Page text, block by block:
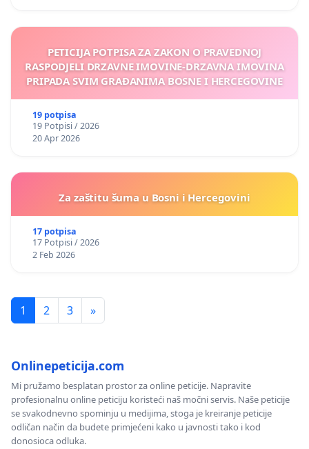
PETICIJA POTPISA ZA ZAKON O PRAVEDNOJ
RASPODJELI DRZAVNE IMOVINE-DRZAVNA IMOVINA
PRIPADA SVIM GRAĐANIMA BOSNE I HERCEGOVINE
19 potpisa
19 Potpisi / 2026
20 Apr 2026
Za zaštitu šuma u Bosni i Hercegovini
17 potpisa
17 Potpisi / 2026
2 Feb 2026
1 2 3 »
Onlinepeticija.com
Mi pružamo besplatan prostor za online peticije. Napravite
profesionalnu online peticiju koristeći naš močni servis. Naše peticije
se svakodnevno spominju u medijima, stoga je kreiranje peticije
odličan način da budete primjećeni kako u javnosti tako i kod
donosioca odluka.